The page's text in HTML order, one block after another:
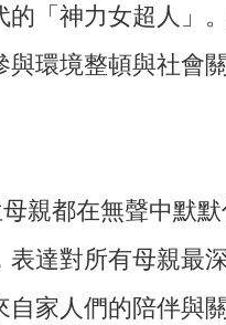
的「神力女超人」
與環境整頓與社會
親都在無聲中默
達對所有母親最
家人們的陪伴與